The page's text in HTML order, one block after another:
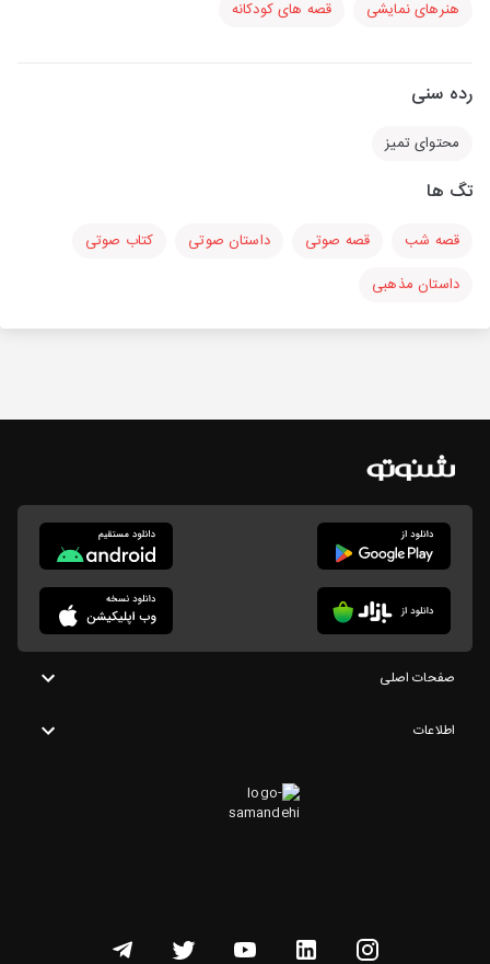
هنرهای نمایشی قصه های کودکانه
رده سنی
محتوای تمیز
تگ ها
قصه شب قصه صوتی داستان صوتی
کتاب صوتی
داستان مذهبی
صفحات اصلی
اطلاعات